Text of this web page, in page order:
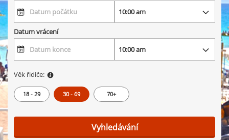
Datum vrácení
Věk řidiče:
18 - 29 30 - 69 70+
Vyhledávání